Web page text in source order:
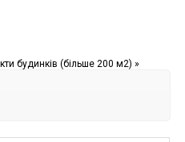
будинків (більше 200 м2) »